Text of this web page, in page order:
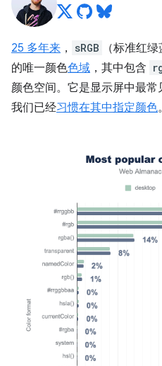
25 多年来 ， sRGB
（标准红
的唯一颜色色域 ，其中包含
颜色空间。它是显示屏中最常
我们已经习惯在其中指定颜色。